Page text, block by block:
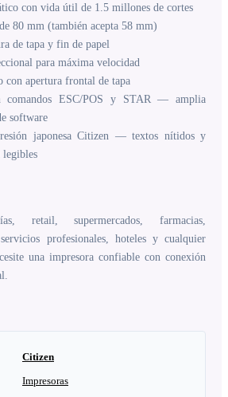
con vida útil de 1.5 millones de cortes
80 mm (también acepta 58 mm)
de tapa y fin de papel
para máxima velocidad
con apertura frontal de tapa
comandos ESC/POS y STAR — amplia
software
japonesa Citizen — textos nítidos y
legibles
retail, supermercados, farmacias,
profesionales, hoteles y cualquier
una impresora confiable con conexión
Citizen
Impresoras